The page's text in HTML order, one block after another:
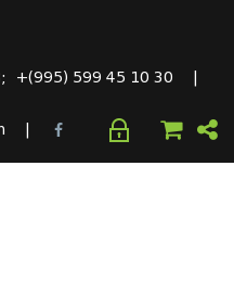
+(995) 599 45 10 30 |
|